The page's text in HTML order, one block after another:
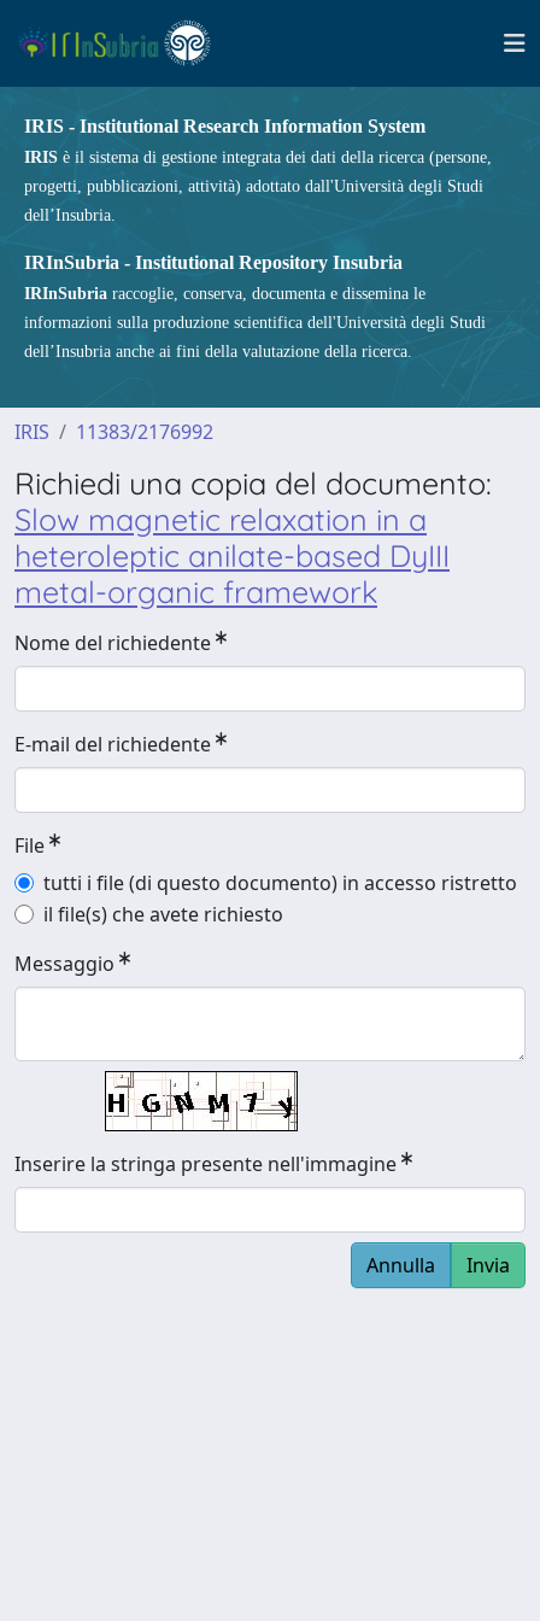
IRIS - Institutional Research Information System
IRIS è il sistema di gestione integrata dei dati della ricerca (persone,
progetti, pubblicazioni, attività) adottato dall'Università degli Studi
dell’Insubria.
IRInSubria - Institutional Repository Insubria
IRInSubria raccoglie, conserva, documenta e dissemina le
informazioni sulla produzione scientifica dell'Università degli Studi
dell’Insubria anche ai fini della valutazione della ricerca.
IRIS 11383/2176992
Richiedi una copia del documento:
Slow magnetic relaxation in a
heteroleptic anilate-based DyIII
metal-organic framework
Nome del richiedente
E-mail del richiedente
File
tutti i file (di questo documento) in accesso ristretto
il file(s) che avete richiesto
Messaggio
Inserire la stringa presente nell'immagine
Annulla Invia